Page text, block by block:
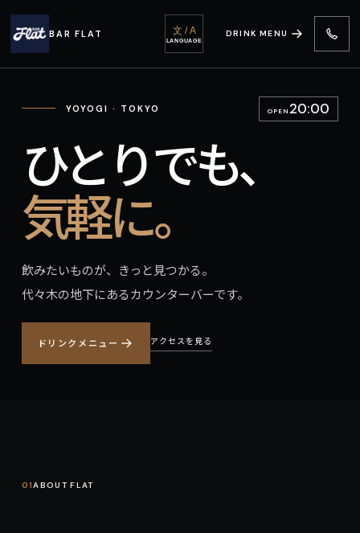
BAR FLAT DRINK MENU
文 / A
LANGUAGE
YOYOGI · TOKYO OPEN 20:00
ひとりでも、
気軽に。
飲みたいものが、きっと見つかる。
代々木の地下にあるカウンターバーです。
ドリンクメニュー アクセスを見る
01ABOUT FLAT